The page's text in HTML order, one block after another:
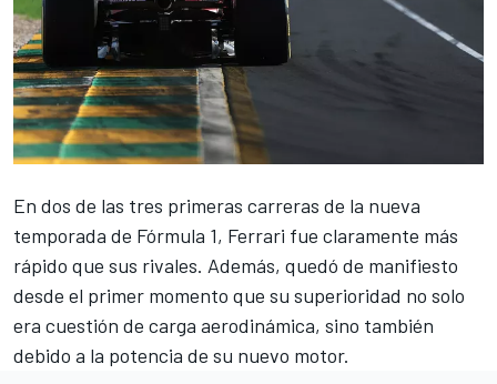
En dos de las tres primeras carreras de la nueva
temporada de Fórmula 1, Ferrari fue claramente más
rápido que sus rivales. Además, quedó de manifiesto
desde el primer momento que su superioridad no solo
era cuestión de carga aerodinámica, sino también
debido a la potencia de su nuevo motor.